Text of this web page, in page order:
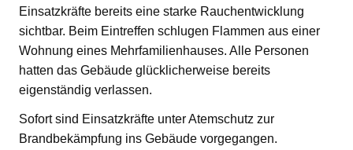
Einsatzkräfte bereits eine starke Rauchentwicklung
sichtbar. Beim Eintreffen schlugen Flammen aus einer
Wohnung eines Mehrfamilienhauses. Alle Personen
hatten das Gebäude glücklicherweise bereits
eigenständig verlassen.
Sofort sind Einsatzkräfte unter Atemschutz zur
Brandbekämpfung ins Gebäude vorgegangen.